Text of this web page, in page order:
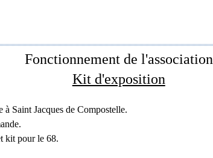
Fonctionnement de l'association
Kit d'exposition
Saint Jacques de Compostelle.
kit pour le 68.